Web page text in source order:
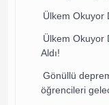
Ülkem Okuyor
Ülkem Okuyor
Aldı!
Gönüllü
öğrencileri